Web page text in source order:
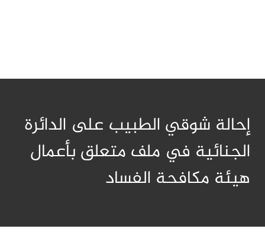
إحالة شوقي الطبيب على الدائرة
الجنائية في ملف متعلق بأعمال
هيئة مكافحة الفساد